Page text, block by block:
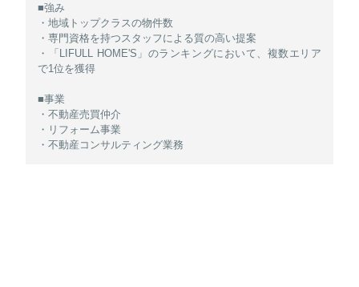
■強み
・地域トップクラスの物件数
・専門資格を持つスタッフによる質の高い提案
・「LIFULL HOME'S」のランキングにおいて、複数エリア
で1位を獲得
■事業
・不動産売買仲介
・リフォーム事業
・不動産コンサルティング業務